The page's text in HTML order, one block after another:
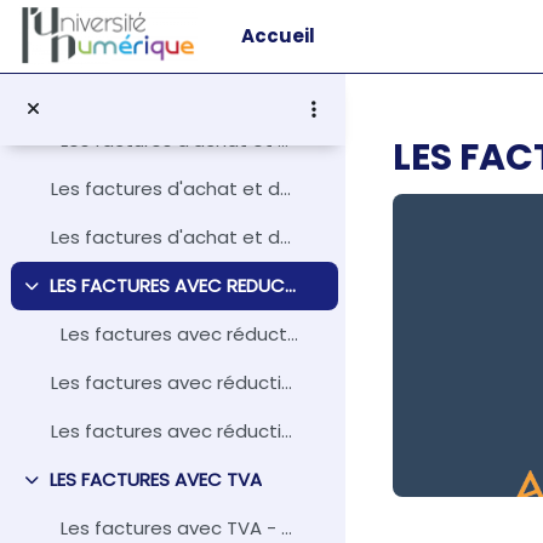
Passer au contenu principal
Accueil
La production de l'information comptable - Fichiers téléchargeables
Replier
Les factures d'achat et de vent...
Les factures d'achat et de vente simple - Quiz
Les factures d'achat et de vente simple - Fichiers téléchargeables
Replier
LES FACTURES AVEC REDUCTION
Les factures avec réduction - L...
Les factures avec réduction - Quiz
Les factures avec réduction - Fichiers téléchargeables
Replier
LES FACTURES AVEC TVA
Les factures avec TVA - Leçon ...
LES